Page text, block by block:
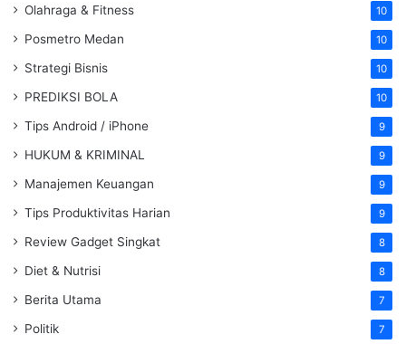
Olahraga & Fitness 10
Posmetro Medan 10
Strategi Bisnis 10
PREDIKSI BOLA 10
Tips Android / iPhone 9
HUKUM & KRIMINAL 9
Manajemen Keuangan 9
Tips Produktivitas Harian 9
Review Gadget Singkat 8
Diet & Nutrisi 8
Berita Utama 7
Politik 7